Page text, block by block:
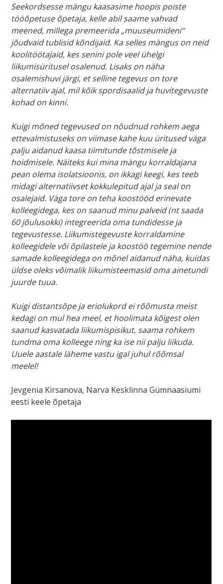
Seekordsesse mängu kaasasime hoopis poiste
tööõpetuse õpetaja, kelle abil saame vahvad
meened, millega premeerida „muuseumideni“
jõudvaid tublisid kõndijaid. Ka selles mängus on neid
koolitöötajaid, kes senini pole veel ühelgi
liikumisüritusel osalenud. Lisaks on näha
osalemishuvi järgi, et selline tegevus on tore
alternatiiv ajal, mil kõik spordisaalid ja huvitegevuste
kohad on kinni.
Kuigi mõned tegevused on nõudnud rohkem aega
ettevalmistuseks on viimase kahe kuu üritused väga
palju aidanud kaasa tiimitunde tõstmisele ja
hoidmisele. Näiteks kui mina mängu korraldajana
pean olema isolatsioonis, on ikkagi keegi, kes teeb
midagi alternatiivset kokkulepitud ajal ja seal on
osalejaid. Väga tore on teha koostööd erinevate
kolleegidega, kes on saanud minu palveid (nt saada
60 jõulusokki) integreerida oma tundidesse ja
tegevustesse. Liikumistegevuste korraldamine
kolleegidele või õpilastele ja koostöö tegemine nende
samade kolleegidega on mõnel aidanud näha, kuidas
üldse oleks võimalik liikumisteemasid oma ainetundi
juurde tuua.
Kuigi distantsõpe ja eriolukord ei rõõmusta meist
kedagi on mul hea meel, et hoolimata kõigest olen
saanud kasvatada liikumispisikut, saama rohkem
tundma oma kolleege ning ka ise nii palju liikuda.
Uuele aastale läheme vastu igal juhul rõõmsal
meelel!
Jevgenia Kirsanova, Narva Kesklinna Gümnaasiumi
eesti keele õpetaja